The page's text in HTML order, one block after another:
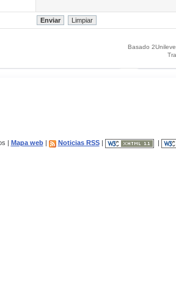
Basado
| Mapa web| Noticias RSS|